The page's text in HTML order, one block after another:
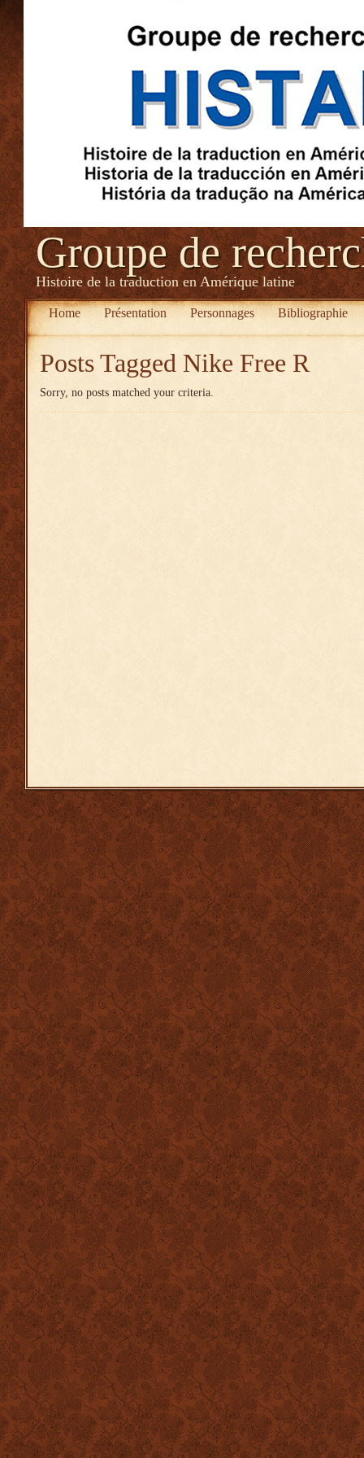
Groupe de
Histoire de la traduction en Amérique latine
Home Présentation Personnages Bibliographie
Posts Tagged Nike Free R
Sorry, no posts matched your criteria.